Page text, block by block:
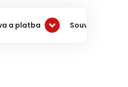
a platba Související